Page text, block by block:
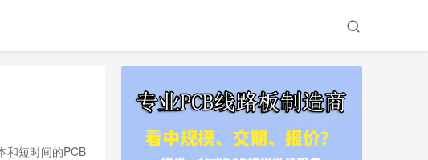
和短时间的PCB